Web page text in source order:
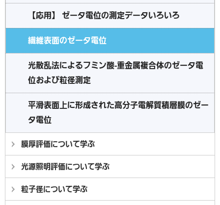
【応用】 ゼータ電位の測定データいろいろ
繊維表面のゼータ電位
光散乱法によるフミン酸-重金属複合体のゼータ電
位および粒径測定
平滑表面上に形成された高分子電解質積層膜のゼー
タ電位
膜厚評価について学ぶ
光源照明評価について学ぶ
粒子径について学ぶ